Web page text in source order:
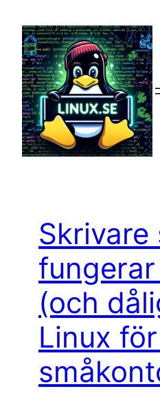
innehåll
Skrivare
(och
Linux